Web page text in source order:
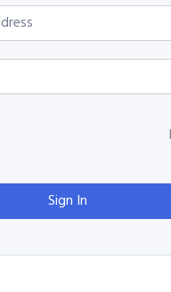
Sign In